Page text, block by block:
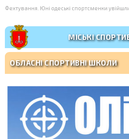
Фехтування. Юні одеські спортсменки
МІСЬКІ
ОБЛАСНІ СПОРТИВНІ ШКОЛИ